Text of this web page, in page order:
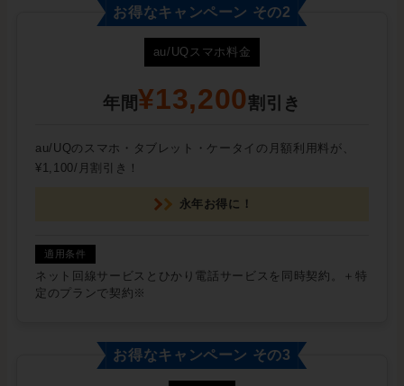
お得なキャンペーン その2
au/UQスマホ料金
年間¥13,200割引き
au/UQのスマホ・タブレット・ケータイの月額利用料が、
¥1,100/月割引き！
永年お得に！
ネット回線サービスとひかり電話サービスを同時契約。＋特
定のプランで契約※
お得なキャンペーン その3